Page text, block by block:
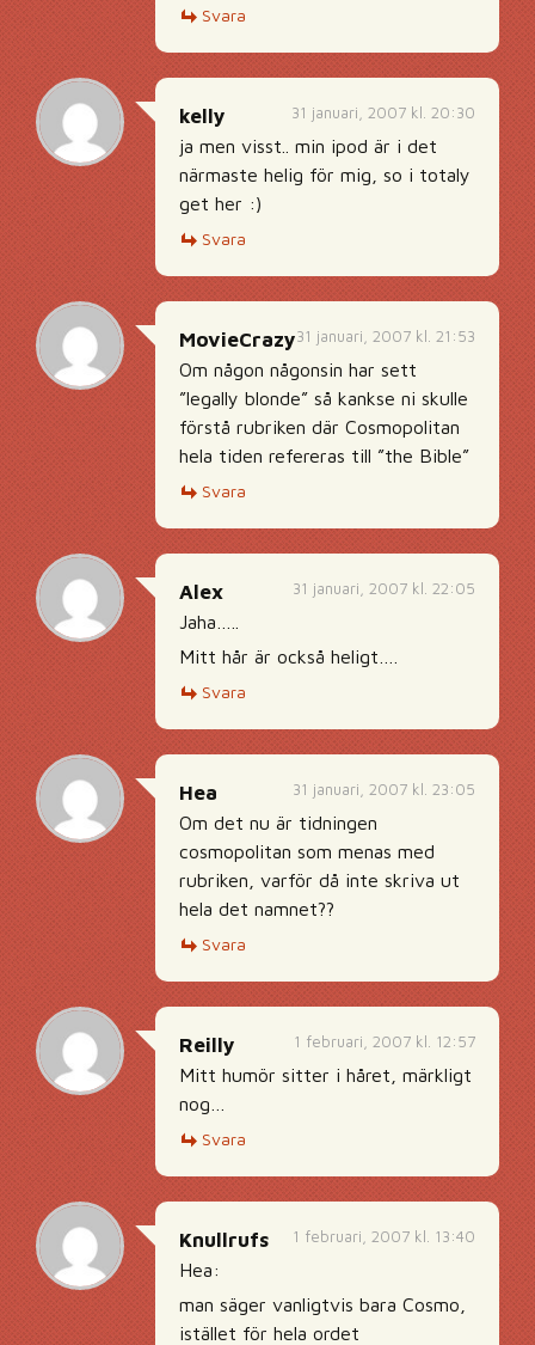
Svara
31 januari, 2007 kl. 20:30
kelly
ja men visst.. min ipod är i det
närmaste helig för mig, so i totaly
get her :)
Svara
31 januari, 2007 kl. 21:53
MovieCrazy
Om någon någonsin har sett
”legally blonde” så kankse ni skulle
förstå rubriken där Cosmopolitan
hela tiden refereras till ”the Bible”
Svara
31 januari, 2007 kl. 22:05
Alex
Jaha…..
Mitt hår är också heligt….
Svara
31 januari, 2007 kl. 23:05
Hea
Om det nu är tidningen
cosmopolitan som menas med
rubriken, varför då inte skriva ut
hela det namnet??
Svara
1 februari, 2007 kl. 12:57
Reilly
Mitt humör sitter i håret, märkligt
nog…
Svara
1 februari, 2007 kl. 13:40
Knullrufs
Hea:
man säger vanligtvis bara Cosmo,
istället för hela ordet